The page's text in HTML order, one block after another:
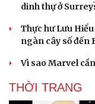
dinh thự ở
Thực hư Lưu
ngàn cây số đến
Vì sao Marvel
THỜI TRANG